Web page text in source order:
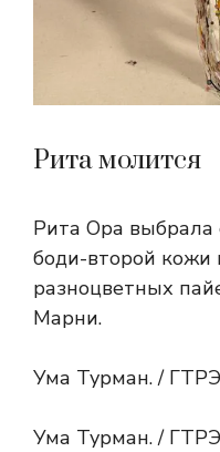
Рита молится
Рита Ора выбрала
боди-второй кожи
разноцветных
Марни.
Ума Турман. /
Ума Турман. /